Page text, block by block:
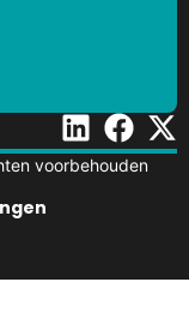
voorbehouden